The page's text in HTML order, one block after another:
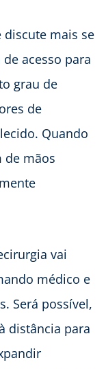
discute mais se
acesso para
grau de
de
Quando
de mãos
vai
médico e
Será possível,
distância para